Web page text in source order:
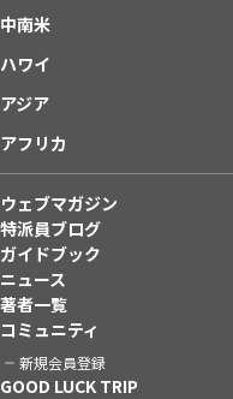
中南米
ハワイ
アジア
アフリカ
ウェブマガジン
特派員ブログ
ガイドブック
ニュース
著者一覧
コミュニティ
新規会員登録
GOOD LUCK TRIP